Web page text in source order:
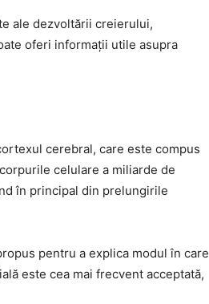
ale dezvoltării creierului,
oferi informații utile asupra
cerebral, care este compus
celulare a miliarde de
în principal din prelungirile
pentru a explica modul în care
este cea mai frecvent acceptată,